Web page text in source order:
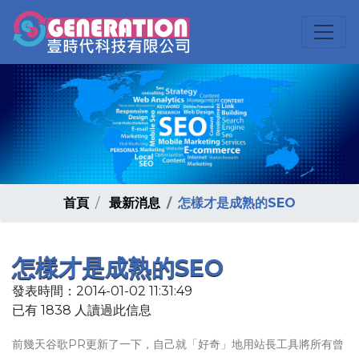
首頁 最新消息 怎樣才是成熟的SEO
怎樣才是成熟的SEO
發表時間：2014-01-02 11:31:49
已有 1838 人讀過此信息
前幾天谷歌PR更新了一下，自己就「好奇」地用站長工具將所有曾